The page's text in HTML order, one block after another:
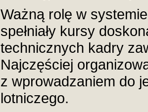
Ważną rolę w
spełniały kursy
technicznych kadry
Najczęściej
z wprowadzaniem do
lotniczego.